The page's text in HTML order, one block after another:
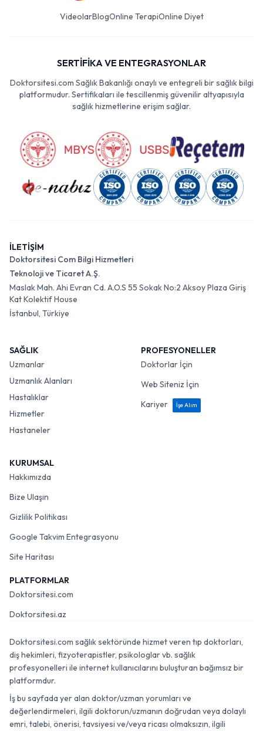
VideolarBlogOnline TerapiOnline Diyet
SERTİFİKA VE ENTEGRASYONLAR
Doktorsitesi.com Sağlık Bakanlığı onaylı ve entegreli bir sağlık bilgi
platformudur. Sertifikaları ile tescillenmiş güvenilir altyapısıyla
sağlık hizmetlerine erişim sağlar.
İLETİŞİM
Doktorsitesi Com Bilgi Hizmetleri
Teknoloji ve Ticaret A.Ş.
Maslak Mah. Ahi Evran Cd. A.O.S 55 Sokak No:2 Aksoy Plaza Giriş
Kat Kolektif House
İstanbul, Türkiye
SAĞLIK
Uzmanlar
Uzmanlık Alanları
Hastalıklar
Hizmetler
Hastaneler
PROFESYONELLER
Doktorlar İçin
Web Siteniz İçin
Kariyer
İşe Alım
KURUMSAL
Hakkımızda
Bize Ulaşın
Gizlilik Politikası
Google Takvim Entegrasyonu
Site Haritası
PLATFORMLAR
Doktorsitesi.com
Doktorsitesi.az
Doktorsitesi.com sağlık sektöründe hizmet veren tıp doktorları,
diş hekimleri, fizyoterapistler, psikologlar vb. sağlık
profesyonelleri ile internet kullanıcılarını buluşturan bağımsız bir
platformdur.
İş bu sayfada yer alan doktor/uzman yorumları ve
değerlendirmeleri, ilgili doktorun/uzmanın doğrudan veya dolaylı
emri, talebi, önerisi, tavsiyesi ve/veya ricası olmaksızın, ilgili